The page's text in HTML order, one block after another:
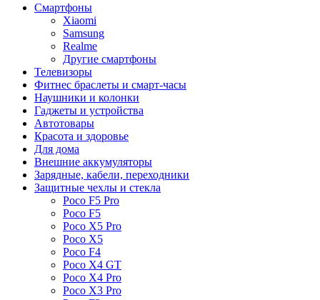
Смартфоны
Xiaomi
Samsung
Realme
Другие смартфоны
Телевизоры
Фитнес браслеты и смарт-часы
Наушники и колонки
Гаджеты и устройства
Автотовары
Красота и здоровье
Для дома
Внешние аккумуляторы
Зарядные, кабели, переходники
Защитные чехлы и стекла
Poco F5 Pro
Poco F5
Poco X5 Pro
Poco X5
Poco F4
Poco X4 GT
Poco X4 Pro
Poco X3 Pro